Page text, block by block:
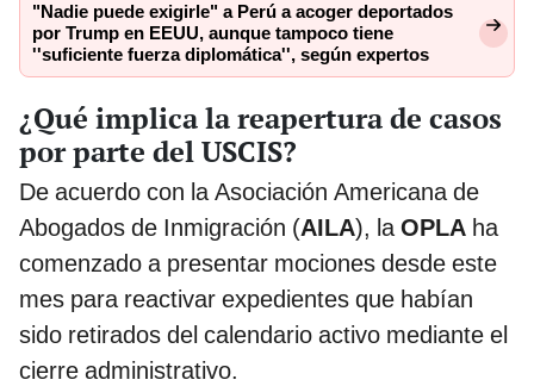
"Nadie puede exigirle" a Perú a acoger deportados
por Trump en EEUU, aunque tampoco tiene
''suficiente fuerza diplomática'', según expertos
¿Qué implica la reapertura de casos
por parte del USCIS?
De acuerdo con la Asociación Americana de
Abogados de Inmigración (AILA), laOPLA ha
comenzado a presentar mociones desde este
mes para reactivar expedientes que habían
sido retirados del calendario activo mediante el
cierre administrativo.